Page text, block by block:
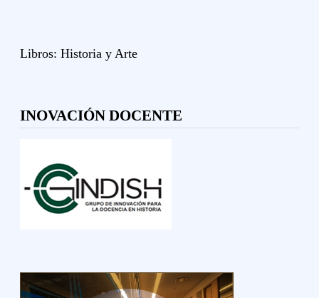
Libros: Historia y Arte
INOVACIÓN DOCENTE